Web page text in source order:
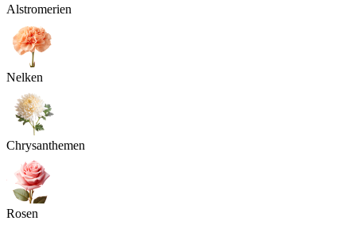
Alstromerien
Nelken
Chrysanthemen
Rosen